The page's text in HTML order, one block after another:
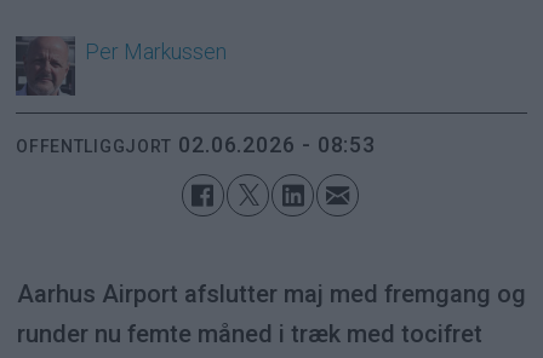
Per Markussen
OFFENTLIGGJORT 02.06.2026 - 08:53
Aarhus Airport afslutter maj med fremgang og
runder nu femte måned i træk med tocifret